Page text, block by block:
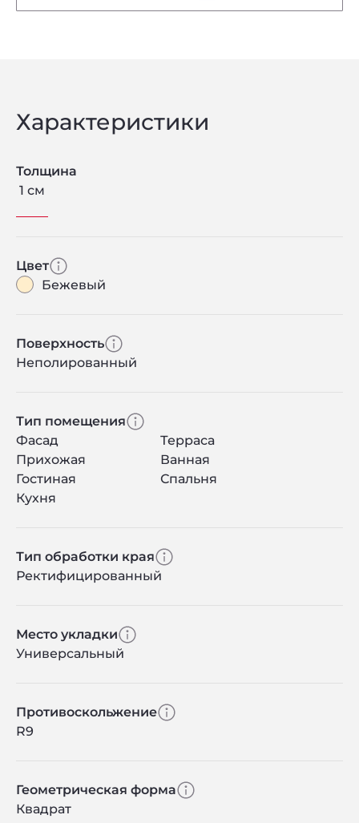
Характеристики
Толщина
1 см
Цвет
Бежевый
Поверхность
Неполированный
Тип помещения
Фасад
Терраса
Прихожая
Ванная
Гостиная
Спальня
Кухня
Тип обработки края
Ректифицированный
Место укладки
Универсальный
Противоскольжение
R9
Геометрическая форма
Квадрат